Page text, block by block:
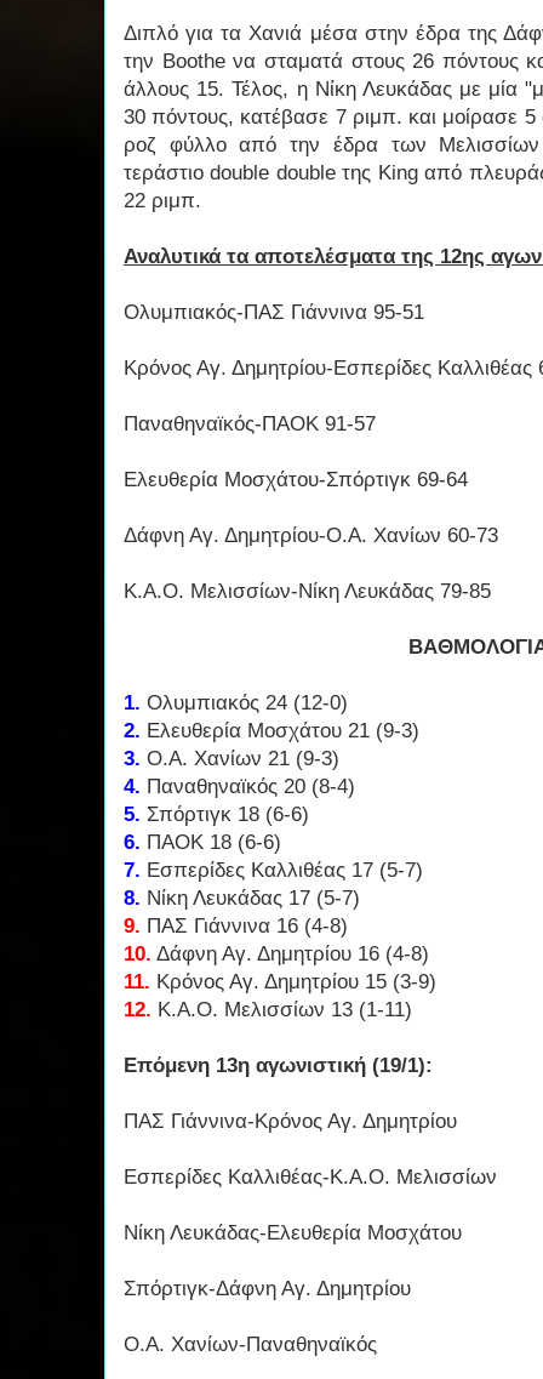
Διπλό για τα Χανιά μέσα στην έδρα της
την Boothe να σταματά στους 26 πόντους
άλλους 15. Τέλος, η Νίκη Λευκάδας με μία
30 πόντους, κατέβασε 7 ριμπ. και μοίρασε
ροζ φύλλο από την έδρα των
τεράστιο double double της King από
22 ριμπ.
Αναλυτικά τα αποτελέσματα της 12ης
Ολυμπιακός-ΠΑΣ Γιάννινα 95-51
Κρόνος Αγ. Δημητρίου-Εσπερίδες Καλλιθέας
Παναθηναϊκός-ΠΑΟΚ 91-57
Ελευθερία Μοσχάτου-Σπόρτιγκ 69-64
Δάφνη Αγ. Δημητρίου-Ο.Α. Χανίων 60-73
Κ.Α.Ο. Μελισσίων-Νίκη Λευκάδας 79-85
1. Ολυμπιακός 24 (12-0)
2. Ελευθερία Μοσχάτου 21 (9-3)
3. Ο.Α. Χανίων 21 (9-3)
4. Παναθηναϊκός 20 (8-4)
5. Σπόρτιγκ 18 (6-6)
6. ΠΑΟΚ 18 (6-6)
7. Εσπερίδες Καλλιθέας 17 (5-7)
8. Νίκη Λευκάδας 17 (5-7)
9. ΠΑΣ Γιάννινα 16 (4-8)
10. Δάφνη Αγ. Δημητρίου 16 (4-8)
11. Κρόνος Αγ. Δημητρίου 15 (3-9)
12. Κ.Α.Ο. Μελισσίων 13 (1-11)
Επόμενη 13η αγωνιστική (19/1):
ΠΑΣ Γιάννινα-Κρόνος Αγ. Δημητρίου
Εσπερίδες Καλλιθέας-Κ.Α.Ο. Μελισσίων
Νίκη Λευκάδας-Ελευθερία Μοσχάτου
Σπόρτιγκ-Δάφνη Αγ. Δημητρίου
Ο.Α. Χανίων-Παναθηναϊκός